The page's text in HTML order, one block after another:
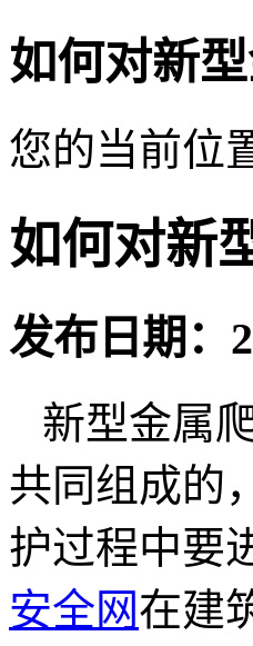
如何对新
您的当前位
如何对新
发布日期：
新型金属
共同组成的
护过程中要
安全网在建